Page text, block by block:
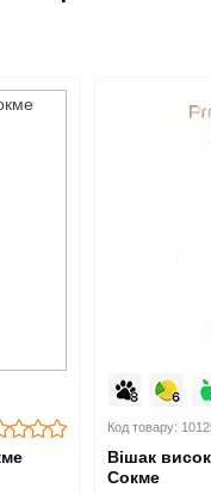
Код товару:
Вішак
Сокме